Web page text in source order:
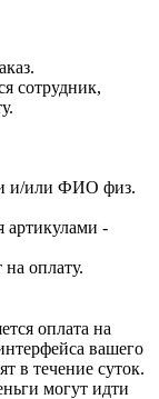
сотрудник,
и/или ФИО физ.
артикулами -
оплату.
оплата на
вашего
в течение суток.
могут идти